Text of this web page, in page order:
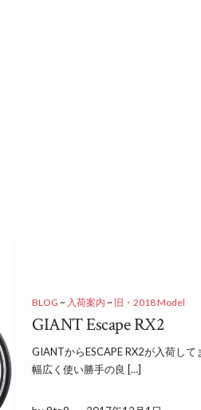
BLOG ~ 入荷案内 ~ 旧・2018 Model
GIANT Escape RX2
GIANTからESCAPE RX2が入荷し
幅広く使い勝手の良 […]